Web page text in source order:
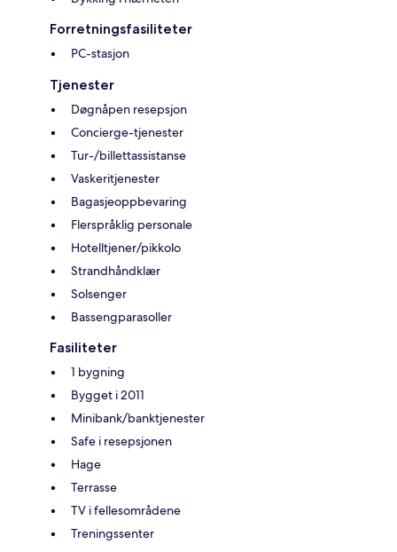
Forretningsfasiliteter
PC-stasjon
Tjenester
Døgnåpen resepsjon
Concierge-tjenester
Tur-/billettassistanse
Vaskeritjenester
Bagasjeoppbevaring
Flerspråklig personale
Hotelltjener/pikkolo
Strandhåndklær
Solsenger
Bassengparasoller
Fasiliteter
1 bygning
Bygget i 2011
Minibank/banktjenester
Safe i resepsjonen
Hage
Terrasse
TV i fellesområdene
Treningssenter